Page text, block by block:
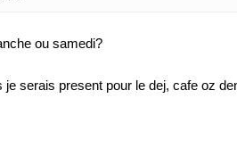
ou samedi?
je serais present pour le dej, cafe oz